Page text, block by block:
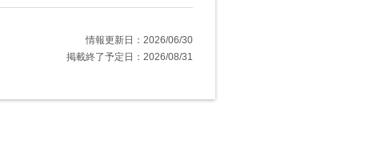
情報更新日：2026/06/30
掲載終了予定日：2026/08/31